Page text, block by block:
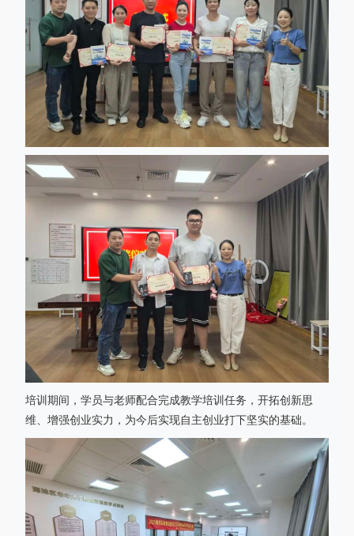
培训期间，学员与老师配合完成教学培训任务，开拓创新思
维、增强创业实力，为今后实现自主创业打下坚实的基础。